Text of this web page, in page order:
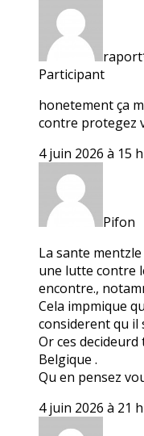
Participant
honetement ça
contre protegez
4 juin 2026 à 15
Pifon
La sante
une lutte contre
encontre.,
Cela impmique
considerent qu il
Or ces
Belgique .
Qu en pensez
4 juin 2026 à 21